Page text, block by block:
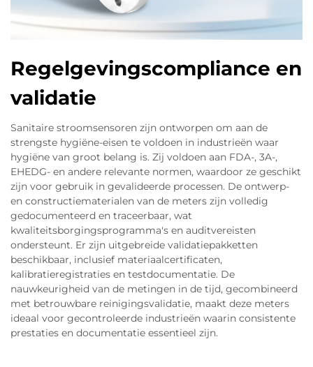
Regelgevingscompliance en
validatie
Sanitaire stroomsensoren zijn ontworpen om aan de
strengste hygiëne-eisen te voldoen in industrieën waar
hygiëne van groot belang is. Zij voldoen aan FDA-, 3A-,
EHEDG- en andere relevante normen, waardoor ze geschikt
zijn voor gebruik in gevalideerde processen. De ontwerp-
en constructiematerialen van de meters zijn volledig
gedocumenteerd en traceerbaar, wat
kwaliteitsborgingsprogramma's en auditvereisten
ondersteunt. Er zijn uitgebreide validatiepakketten
beschikbaar, inclusief materiaalcertificaten,
kalibratieregistraties en testdocumentatie. De
nauwkeurigheid van de metingen in de tijd, gecombineerd
met betrouwbare reinigingsvalidatie, maakt deze meters
ideaal voor gecontroleerde industrieën waarin consistente
prestaties en documentatie essentieel zijn.